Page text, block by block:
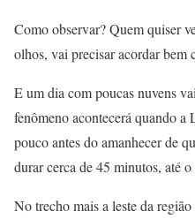
Como observar? Quem quiser
olhos, vai precisar acordar bem
E um dia com poucas nuvens
fenômeno acontecerá quando a
pouco antes do amanhecer de
durar cerca de 45 minutos, até o
No trecho mais a leste da